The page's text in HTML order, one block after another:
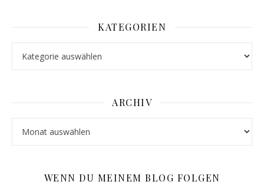
KATEGORIEN
ARCHIV
WENN DU MEINEM BLOG FOLGEN